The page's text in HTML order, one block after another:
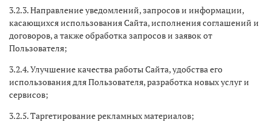
3.2.3. Направление уведомлений, запросов и информации,
касающихся использования Сайта, исполнения соглашений и
договоров, а также обработка запросов и заявок от
Пользователя;
3.2.4. Улучшение качества работы Сайта, удобства его
использования для Пользователя, разработка новых услуг и
сервисов;
3.2.5. Таргетирование рекламных материалов;